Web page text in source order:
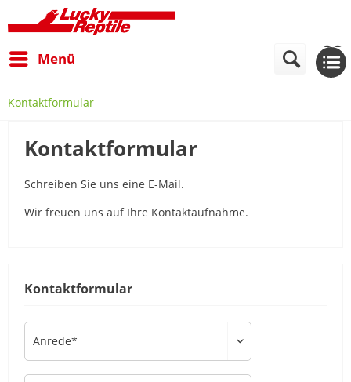
Menü
Kontaktformular
Kontaktformular
Schreiben Sie uns eine E-Mail.
Wir freuen uns auf Ihre Kontaktaufnahme.
Kontaktformular